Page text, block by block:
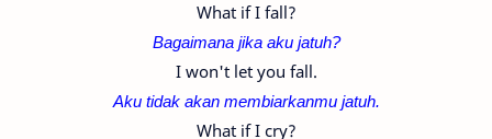
What if I fall?
Bagaimana jika aku jatuh?
I won't let you fall.
Aku tidak akan membiarkanmu jatuh.
What if I cry?